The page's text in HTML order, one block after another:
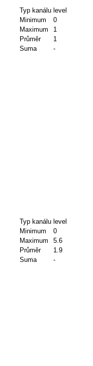
Typ kanálu level
Minimum
0
Maximum
1
Průměr
1
Suma
-
Typ kanálu level
Minimum
0
Maximum
5.6
Průměr
1.9
Suma
-